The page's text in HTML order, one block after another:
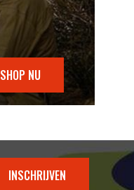
SHOP NU
INSCHRIJVEN